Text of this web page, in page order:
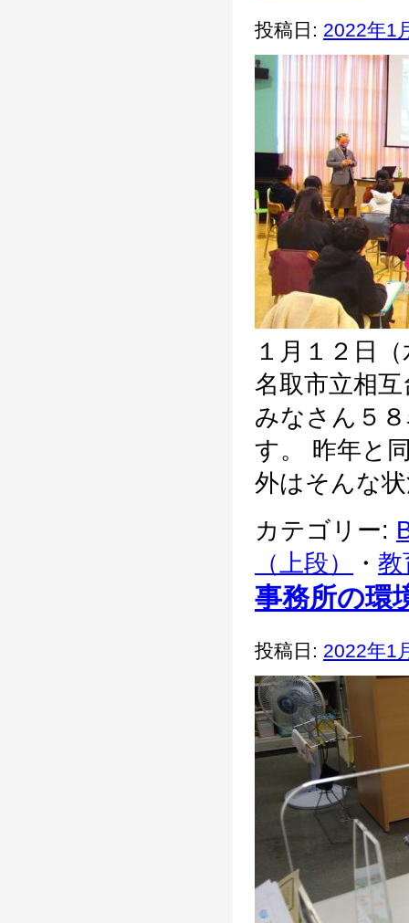
投稿日: 2022年1
１月１２日
名取市立相
みなさん５
す。 昨年と
外はそんな
カテゴリー:
（上段）
・ 教
事務所の環
投稿日: 2022年1